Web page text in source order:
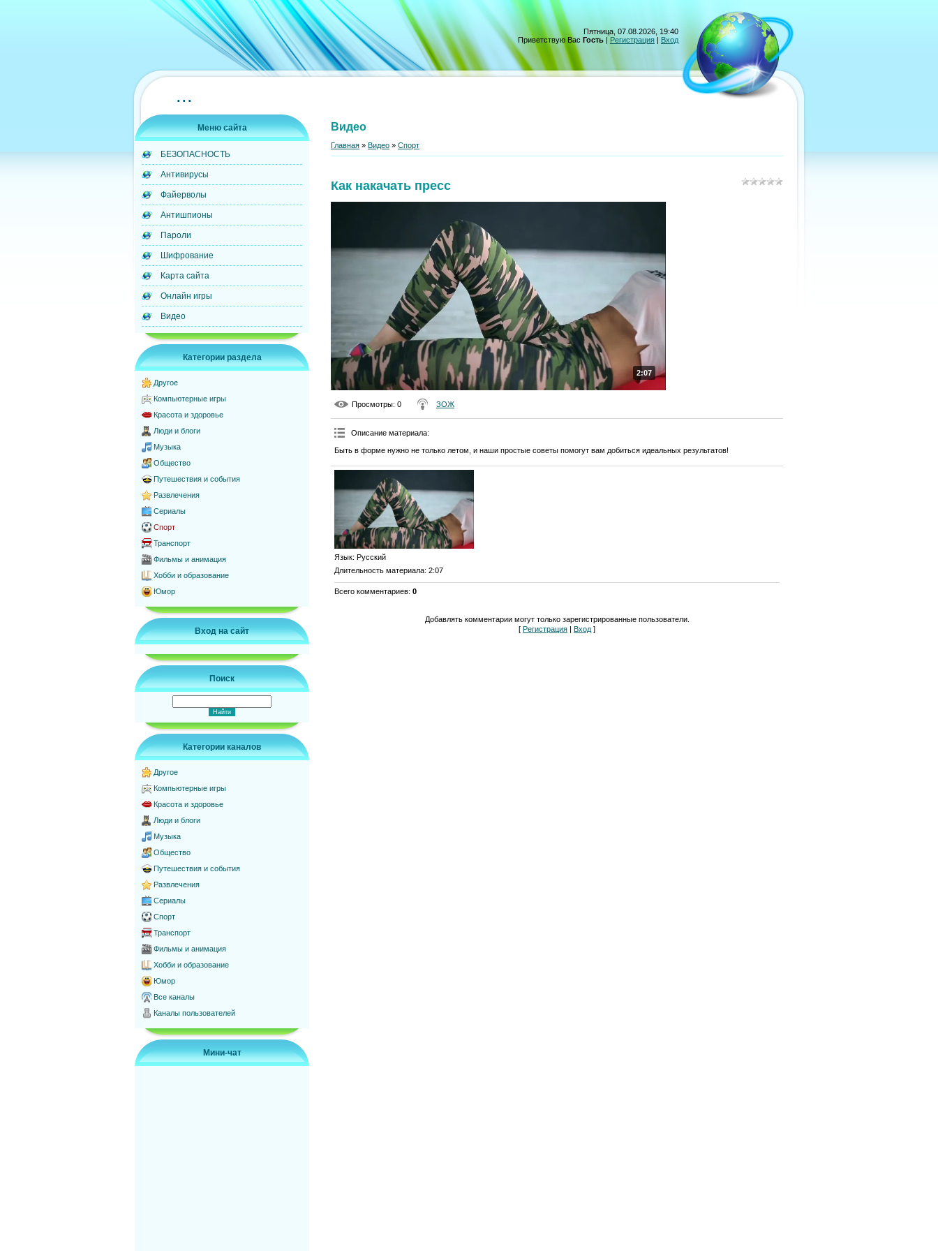
Пятница, 07.08.2026, 19:40
Приветствую Вас Гость | Регистрация | Вход
...
Меню сайта
БЕЗОПАСНОСТЬ
Антивирусы
Файерволы
Антишпионы
Пароли
Шифрование
Карта сайта
Онлайн игры
Видео
Категории раздела
Другое
Компьютерные игры
Красота и здоровье
Люди и блоги
Музыка
Общество
Путешествия и события
Развлечения
Сериалы
Спорт
Транспорт
Фильмы и анимация
Хобби и образование
Юмор
Вход на сайт
Поиск
Категории каналов
Другое
Компьютерные игры
Красота и здоровье
Люди и блоги
Музыка
Общество
Путешествия и события
Развлечения
Сериалы
Спорт
Транспорт
Фильмы и анимация
Хобби и образование
Юмор
Все каналы
Каналы пользователей
Мини-чат
Видео
Главная » Видео » Спорт
Как накачать пресс
2:07
Просмотры: 0 ЗОЖ
Описание материала:
Быть в форме нужно не только летом, и наши простые советы помогут вам добиться идеальных результатов!
Язык: Русский
Длительность материала: 2:07
Всего комментариев: 0
Добавлять комментарии могут только зарегистрированные пользователи.
[ Регистрация | Вход ]